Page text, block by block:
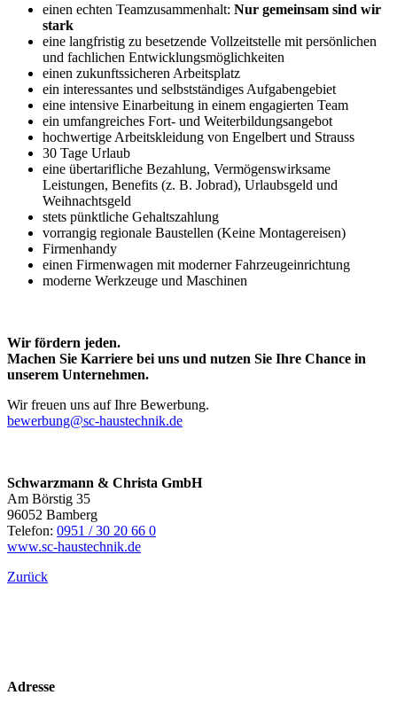
einen echten Teamzusammenhalt: Nur gemeinsam sind wir
stark
eine langfristig zu besetzende Vollzeitstelle mit persönlichen
und fachlichen Entwicklungsmöglichkeiten
einen zukunftssicheren Arbeitsplatz
ein interessantes und selbstständiges Aufgabengebiet
eine intensive Einarbeitung in einem engagierten Team
ein umfangreiches Fort- und Weiterbildungsangebot
hochwertige Arbeitskleidung von Engelbert und Strauss
30 Tage Urlaub
eine übertarifliche Bezahlung, Vermögenswirksame
Leistungen, Benefits (z. B. Jobrad), Urlaubsgeld und
Weihnachtsgeld
stets pünktliche Gehaltszahlung
vorrangig regionale Baustellen (Keine Montagereisen)
Firmenhandy
einen Firmenwagen mit moderner Fahrzeugeinrichtung
moderne Werkzeuge und Maschinen
Wir fördern jeden.
Machen Sie Karriere bei uns und nutzen Sie Ihre Chance in
unserem Unternehmen.
Wir freuen uns auf Ihre Bewerbung.
bewerbung@sc-haustechnik.de
Schwarzmann & Christa GmbH
Am Börstig 35
96052 Bamberg
Telefon: 0951 / 30 20 66 0
www.sc-haustechnik.de
Zurück
Adresse